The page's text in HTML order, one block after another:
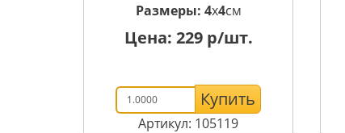
Размеры: 4x4см
Цена: 229р/шт.
Купить
Артикул: 105119